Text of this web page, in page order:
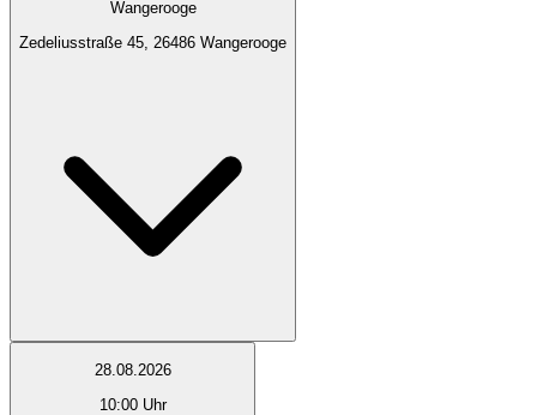
Wangerooge
Zedeliusstraße 45, 26486 Wangerooge
28.08.2026
10:00 Uhr